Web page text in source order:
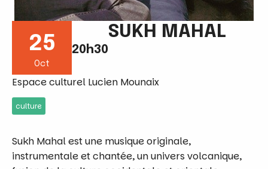
25
Oct
20h30
SUKH MAHAL
Espace culturel Lucien Mounaix
culture
Sukh Mahal est une musique originale,
instrumentale et chantée, un univers volcanique,